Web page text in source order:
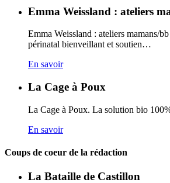
Emma Weissland : ateliers
Emma Weissland : ateliers mamans/
périnatal bienveillant et soutien…
En savoir
La Cage à Poux
La Cage à Poux. La solution bio
En savoir
Coups de coeur de la rédaction
La Bataille de Castillon